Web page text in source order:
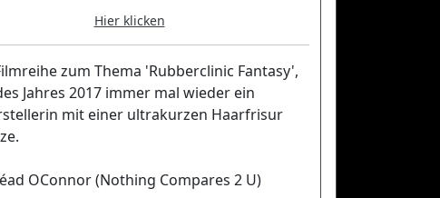
Hier klicken
zum Thema 'Rubberclinic Fantasy',
Jahres 2017 immer mal wieder ein
mit einer ultrakurzen Haarfrisur
OConnor (Nothing Compares 2 U)